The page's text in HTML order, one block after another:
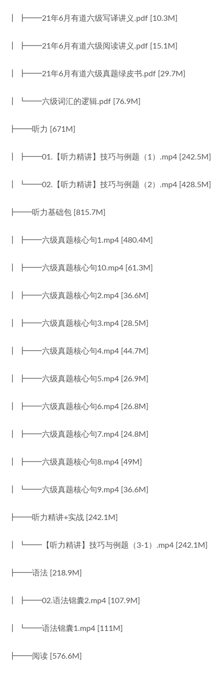
┃ ┣━━21年6月有道六级写译讲义.pdf [10.3M]
┃ ┣━━21年6月有道六级阅读讲义.pdf [15.1M]
┃ ┣━━21年6月有道六级真题绿皮书.pdf [29.7M]
┃ ┗━━六级词汇的逻辑.pdf [76.9M]
┣━━听力 [671M]
┃ ┣━━01.【听力精讲】技巧与例题（1）.mp4 [242.5M]
┃ ┗━━02.【听力精讲】技巧与例题（2）.mp4 [428.5M]
┣━━听力基础包 [815.7M]
┃ ┣━━六级真题核心句1.mp4 [480.4M]
┃ ┣━━六级真题核心句10.mp4 [61.3M]
┃ ┣━━六级真题核心句2.mp4 [36.6M]
┃ ┣━━六级真题核心句3.mp4 [28.5M]
┃ ┣━━六级真题核心句4.mp4 [44.7M]
┃ ┣━━六级真题核心句5.mp4 [26.9M]
┃ ┣━━六级真题核心句6.mp4 [26.8M]
┃ ┣━━六级真题核心句7.mp4 [24.8M]
┃ ┣━━六级真题核心句8.mp4 [49M]
┃ ┗━━六级真题核心句9.mp4 [36.6M]
┣━━听力精讲+实战 [242.1M]
┃ ┗━━【听力精讲】技巧与例题（3-1）.mp4 [242.1M]
┣━━语法 [218.9M]
┃ ┣━━02.语法锦囊2.mp4 [107.9M]
┃ ┗━━语法锦囊1.mp4 [111M]
┣━━阅读 [576.6M]